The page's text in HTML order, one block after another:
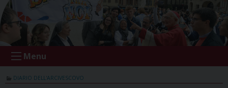
Menu
DIARIO DELL'ARCIVESCOVO